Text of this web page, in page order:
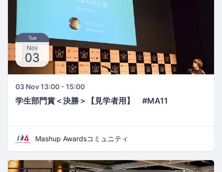
Tue
Nov
03
03 Nov 13:00 - 15:00
学生部門賞＜決勝＞【見学者用】 #MA11
Mashup Awardsコミュニティ